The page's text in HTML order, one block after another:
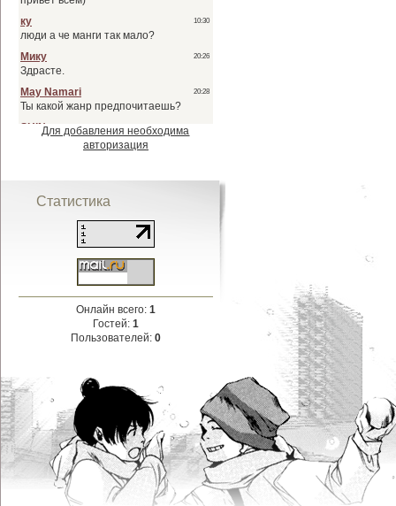
Для добавления необходима
авторизация
Статистика
Онлайн всего: 1
Гостей: 1
Пользователей: 0